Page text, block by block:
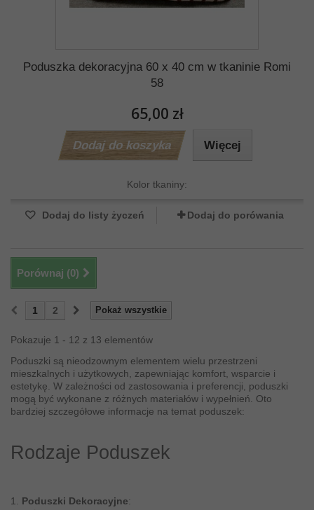
Poduszka dekoracyjna 60 x 40 cm w tkaninie Romi
58
65,00 zł
Dodaj do koszyka Więcej
Kolor tkaniny:
Dodaj do listy życzeń Dodaj do porówania
Porównaj (0)
Pokaż wszystkie
1 2
Pokazuje 1 - 12 z 13 elementów
Poduszki są nieodzownym elementem wielu przestrzeni
mieszkalnych i użytkowych, zapewniając komfort, wsparcie i
estetykę. W zależności od zastosowania i preferencji, poduszki
mogą być wykonane z różnych materiałów i wypełnień. Oto
bardziej szczegółowe informacje na temat poduszek:
Rodzaje Poduszek
1. Poduszki Dekoracyjne: